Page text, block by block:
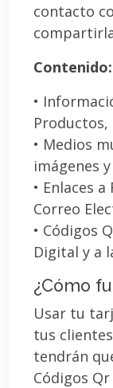
contacto
Contenido:
•
Productos,
• Medios
imágenes
• Enlaces
Correo
• Códigos
Digital y a
¿Cómo
Usar tu
tus
tendrán
Códigos